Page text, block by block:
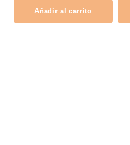
Añadir al carrito